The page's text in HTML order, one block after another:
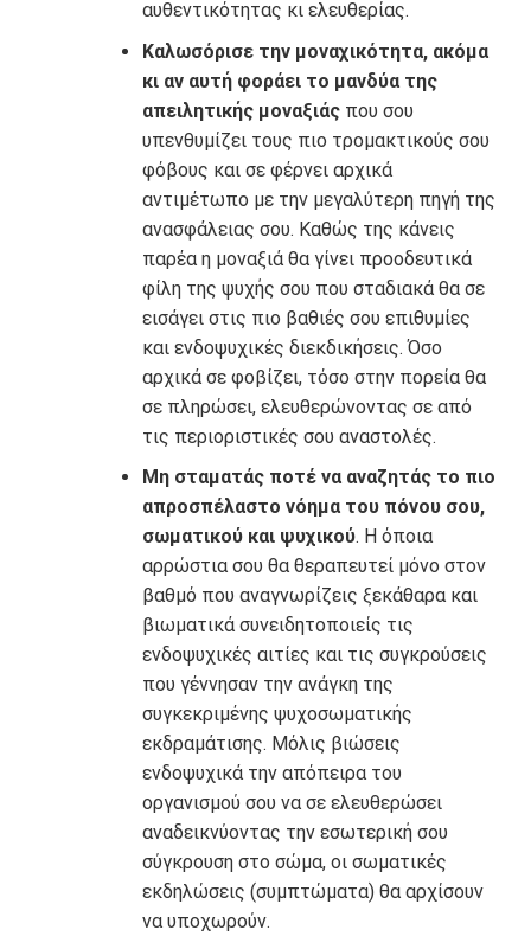
αυθεντικότητας κι ελευθερίας.
Καλωσόρισε την μοναχικότητα, ακόμα
κι αν αυτή φοράει το μανδύα της
απειλητικής μοναξιάςπου σου
υπενθυμίζει τους πιο τρομακτικούς σου
φόβους και σε φέρνει αρχικά
αντιμέτωπο με την μεγαλύτερη πηγή της
ανασφάλειας σου. Καθώς της κάνεις
παρέα η μοναξιά θα γίνει προοδευτικά
φίλη της ψυχής σου που σταδιακά θα σε
εισάγει στις πιο βαθιές σου επιθυμίες
και ενδοψυχικές διεκδικήσεις. Όσο
αρχικά σε φοβίζει, τόσο στην πορεία θα
σε πληρώσει, ελευθερώνοντας σε από
τις περιοριστικές σου αναστολές.
Μη σταματάς ποτέ να αναζητάς το πιο
απροσπέλαστο νόημα του πόνου σου,
σωματικού και ψυχικού. Η όποια
αρρώστια σου θα θεραπευτεί μόνο στον
βαθμό που αναγνωρίζεις ξεκάθαρα και
βιωματικά συνειδητοποιείς τις
ενδοψυχικές αιτίες και τις συγκρούσεις
που γέννησαν την ανάγκη της
συγκεκριμένης ψυχοσωματικής
εκδραμάτισης. Μόλις βιώσεις
ενδοψυχικά την απόπειρα του
οργανισμού σου να σε ελευθερώσει
αναδεικνύοντας την εσωτερική σου
σύγκρουση στο σώμα, οι σωματικές
εκδηλώσεις (συμπτώματα) θα αρχίσουν
να υποχωρούν.